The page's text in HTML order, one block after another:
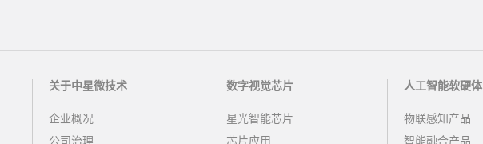
关于中星微技术
企业概况
数字视觉芯片
星光智能芯片
人工智能软硬体
物联感知产品